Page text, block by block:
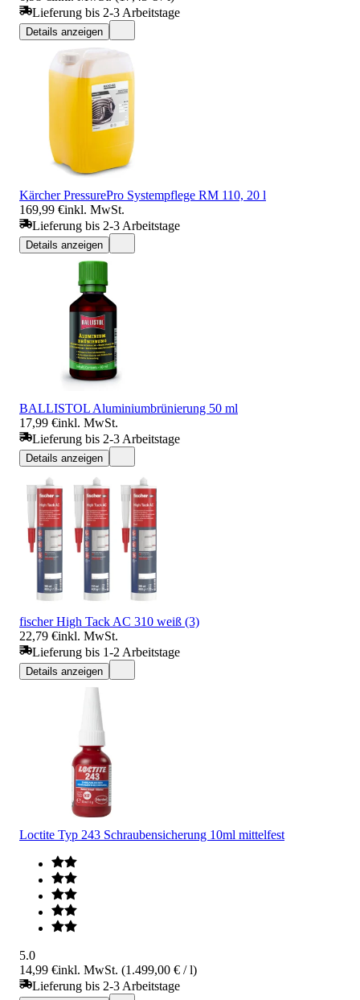
Lieferung bis 2-3 Arbeitstage
Details anzeigen
Kärcher PressurePro Systempflege RM 110, 20 l
169,99 €inkl. MwSt.
Lieferung bis 2-3 Arbeitstage
Details anzeigen
BALLISTOL Aluminiumbrünierung 50 ml
17,99 €inkl. MwSt.
Lieferung bis 2-3 Arbeitstage
Details anzeigen
fischer High Tack AC 310 weiß (3)
22,79 €inkl. MwSt.
Lieferung bis 1-2 Arbeitstage
Details anzeigen
Loctite Typ 243 Schraubensicherung 10ml mittelfest
5.0
14,99 €inkl. MwSt. (1.499,00 € / l)
Lieferung bis 2-3 Arbeitstage